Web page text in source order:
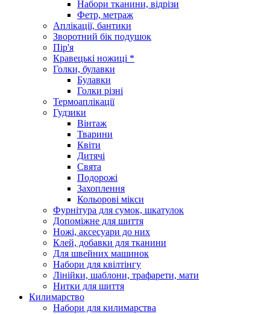
Набори тканини, відрізи
Фетр, метраж
Аплікації, бантики
Зворотний бік подушок
Пір'я
Кравецькі ножиці *
Голки, булавки
Булавки
Голки різні
Термоаплікації
Гудзики
Вінтаж
Тварини
Квіти
Дитячі
Свята
Подорожі
Захоплення
Кольорові мікси
Фурнітура для сумок, шкатулок
Допоміжне для шиття
Ножі, аксесуари до них
Клей, добавки для тканини
Для швейних машинок
Набори для квілтінгу
Лінійки, шаблони, трафарети, мати
Нитки для шиття
Килимарство
Набори для килимарства